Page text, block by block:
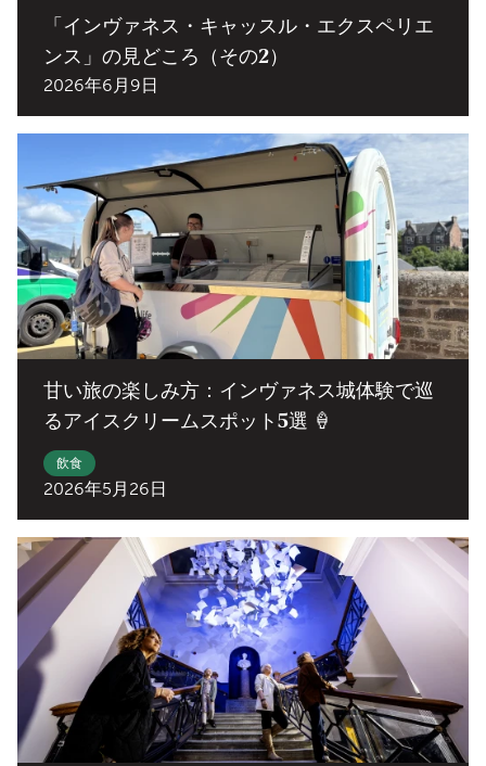
「インヴァネス・キャッスル・エクスペリエ
ンス」の見どころ（その2）
2026年6月9日
甘い旅の楽しみ方：インヴァネス城体験で巡
るアイスクリームスポット5選 🍦
飲食
2026年5月26日